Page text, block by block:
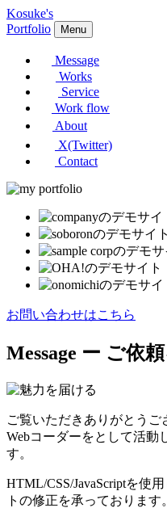
Kosuke's
Portfolio
Menu
Message
Works
Service
Work flow
About
X(Twitter)
Contact
お問い合わせはこちら
Message ー ご依
ご覧いただきありがとうご
Webコーダーをとして活動
す。
HTML/CSS/JavaScriptを使
トの修正を承っております。